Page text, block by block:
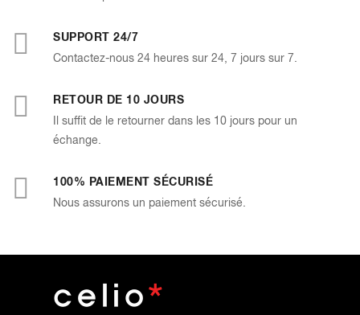
SUPPORT 24/7
Contactez-nous 24 heures sur 24, 7 jours sur 7.
RETOUR DE 10 JOURS
Il suffit de le retourner dans les 10 jours pour un
échange.
100% PAIEMENT SÉCURISÉ
Nous assurons un paiement sécurisé.